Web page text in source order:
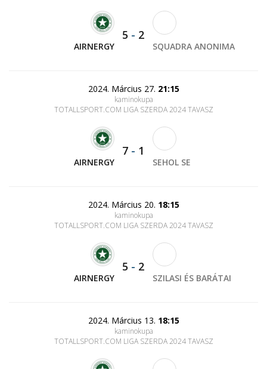
AIRNERGY
5 - 2
SQUADRA ANONIMA
2024. Március 27. 21:15
kaminokupa
TOTALLSPORT.COM LIGA SZERDA 2024 TAVASZ
AIRNERGY
7 - 1
SEHOL SE
2024. Március 20. 18:15
kaminokupa
TOTALLSPORT.COM LIGA SZERDA 2024 TAVASZ
AIRNERGY
5 - 2
SZILASI ÉS BARÁTAI
2024. Március 13. 18:15
kaminokupa
TOTALLSPORT.COM LIGA SZERDA 2024 TAVASZ